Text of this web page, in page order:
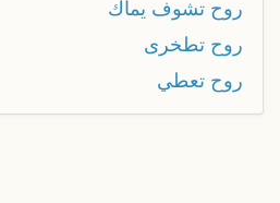
روح تشوف يماك
روح تطخرى
روح تعطي